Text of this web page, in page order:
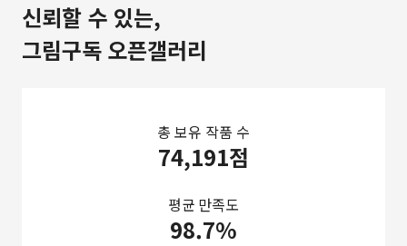
신뢰할 수 있는,
그림구독 오픈갤러리
총 보유 작품 수
74,191점
평균 만족도
98.7%